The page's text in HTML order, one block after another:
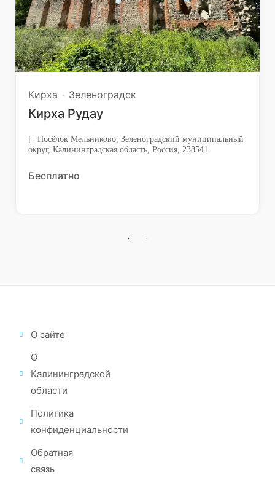
Кирха Зеленоградск
Кирха Рудау
Посёлок Мельниково, Зеленоградский муниципальный
округ, Калининградская область, Россия, 238541
Бесплатно
О сайте
О
Калининградской
области
Политика
конфиденциальности
Обратная
связь